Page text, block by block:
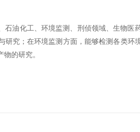
石油化工、环境监测、刑侦领域、生物
研究；在环境监测方面，能够检测各类
的研究。